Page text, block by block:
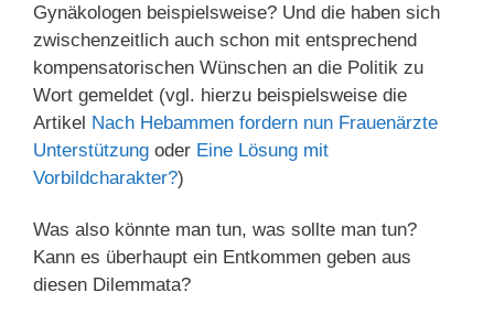
Gynäkologen beispielsweise? Und die haben sich
zwischenzeitlich auch schon mit entsprechend
kompensatorischen Wünschen an die Politik zu
Wort gemeldet (vgl. hierzu beispielsweise die
Artikel Nach Hebammen fordern nun Frauenärzte
Unterstützung oder Eine Lösung mit
Vorbildcharakter?)
Was also könnte man tun, was sollte man tun?
Kann es überhaupt ein Entkommen geben aus
diesen Dilemmata?